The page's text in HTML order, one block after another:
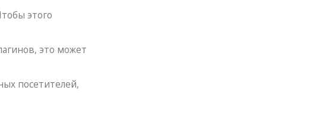
этого
это может
посетителей,